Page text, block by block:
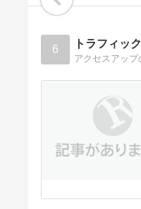
6 トラフィッ
アクセスアップ